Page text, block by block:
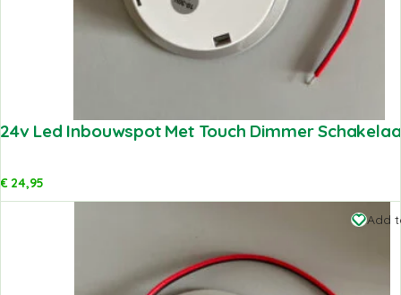
24v Led Inbouwspot Met Touch Dimmer
€24,95
Add